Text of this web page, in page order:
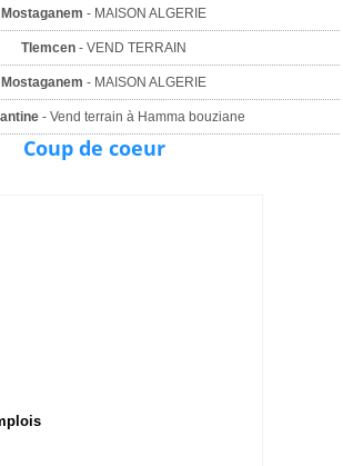
Mostaganem - MAISON ALGERIE
Tlemcen - VEND TERRAIN
Mostaganem - MAISON ALGERIE
- Vend terrain à Hamma bouziane
Coup de coeur